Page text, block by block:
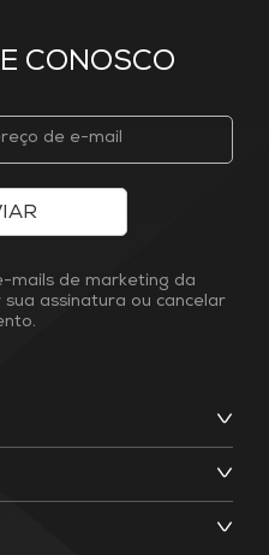
CONOSCO
mails de marketing da
assinatura ou cancelar